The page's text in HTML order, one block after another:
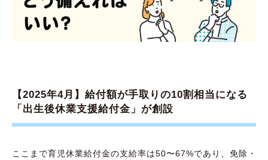
【2025年4月】給付額が手取りの10割相当になる
「出生後休業支援給付金」が創設
ここまで育児休業給付金の支給率は50〜67%であり、免除・